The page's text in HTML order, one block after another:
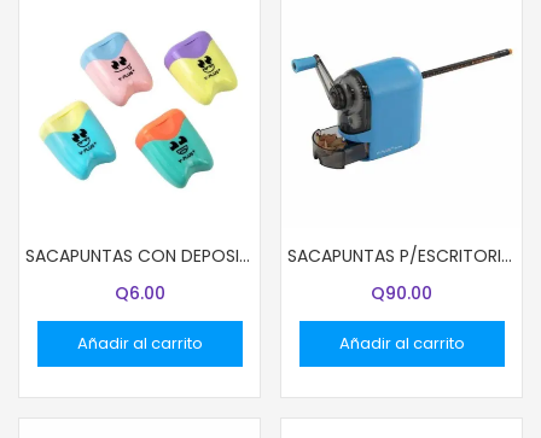
SACAPUNTAS CON DEPOSITO Y-PLUS SX23020 SMILE DOBLE
Q6.00
Añadir al carrito
SACAPUNTAS P/ESCRITORIO Y-PLUS ASX1802
Q90.00
Añadir al carrito